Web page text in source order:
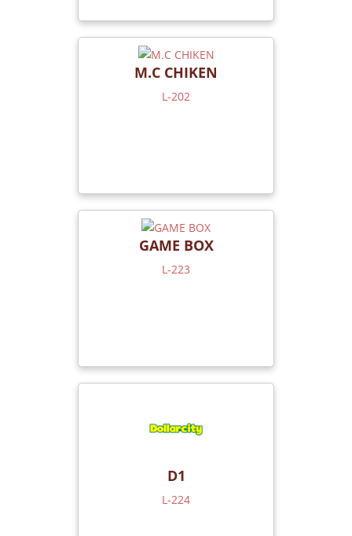
M.C CHIKEN
L-202
GAME BOX
L-223
D1
L-224